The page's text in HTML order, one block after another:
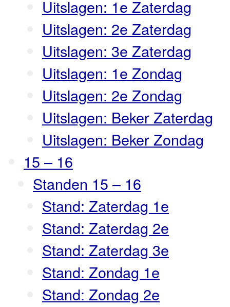
Uitslagen: 1e Zaterdag
Uitslagen: 2e Zaterdag
Uitslagen: 3e Zaterdag
Uitslagen: 1e Zondag
Uitslagen: 2e Zondag
Uitslagen: Beker Zaterdag
Uitslagen: Beker Zondag
15 – 16
Standen 15 – 16
Stand: Zaterdag 1e
Stand: Zaterdag 2e
Stand: Zaterdag 3e
Stand: Zondag 1e
Stand: Zondag 2e